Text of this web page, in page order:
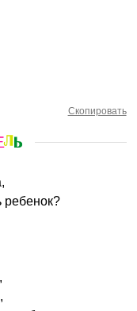
Скопировать
ребенок?